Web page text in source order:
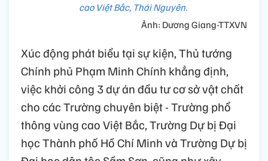
cao Việt Bắc, Thái Nguyên.
Ảnh: Dương Giang-TTXVN
Xúc động phát biểu tại sự kiện, Thủ tướng
Chính phủ Phạm Minh Chính khẳng định,
việc khởi công 3 dự án đầu tư cơ sở vật chất
cho các Trường chuyên biệt - Trường phổ
thông vùng cao Việt Bắc, Trường Dự bị Đại
học Thành phố Hồ Chí Minh và Trường Dự bị